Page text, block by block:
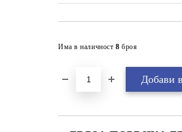
Има в наличност 8 броя